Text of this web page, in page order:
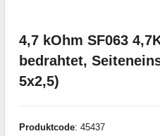
4,7 kOhm SF063
bedrahtet,
5x2,5)
Produktcode: 45437